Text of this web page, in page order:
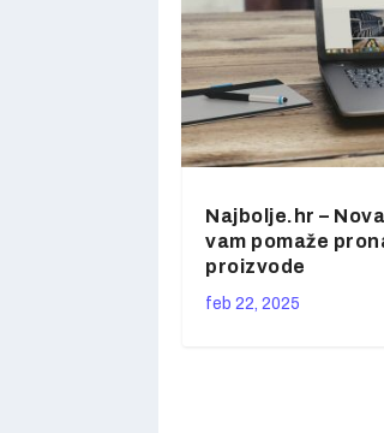
Najbolje.hr –
vam pomaže
proizvode
feb 22, 2025